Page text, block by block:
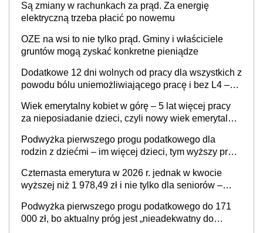
Są zmiany w rachunkach za prąd. Za energię
elektryczną trzeba płacić po nowemu
OZE na wsi to nie tylko prąd. Gminy i właściciele
gruntów mogą zyskać konkretne pieniądze
Dodatkowe 12 dni wolnych od pracy dla wszystkich z
powodu bólu uniemożliwiającego pracę i bez L4 –
obowiązuje
Wiek emerytalny kobiet w górę – 5 lat więcej pracy
za nieposiadanie dzieci, czyli nowy wiek emerytalny
są dobre, potrzebne zmiany”
Podwyżka pierwszego progu podatkowego dla
rodzin z dziećmi – im więcej dzieci, tym wyższy próg
Czternasta emerytura w 2026 r. jednak w kwocie
wyższej niż 1 978,49 zł i nie tylko dla seniorów –
kwotą świadczenia?
Podwyżka pierwszego progu podatkowego do 171
000 zł, bo aktualny próg jest „nieadekwatny do